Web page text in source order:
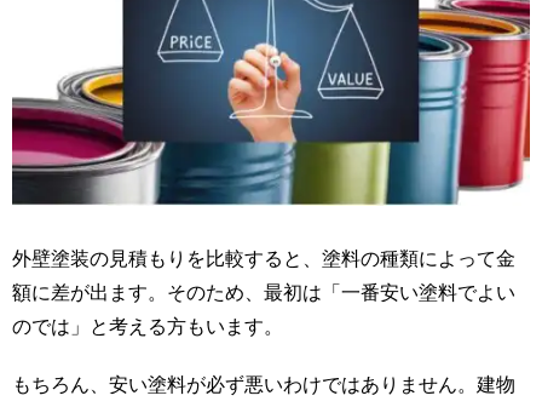
外壁塗装の見積もりを比較すると、塗料の種類によって金
額に差が出ます。そのため、最初は「一番安い塗料でよい
のでは」と考える方もいます。
もちろん、安い塗料が必ず悪いわけではありません。建物